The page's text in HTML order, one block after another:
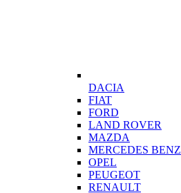
DACIA
FIAT
FORD
LAND ROVER
MAZDA
MERCEDES BENZ
OPEL
PEUGEOT
RENAULT